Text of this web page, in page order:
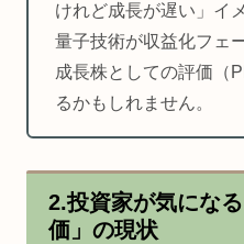
けれど成長が遅い」イ
量子技術が収益化フェ
成長株としての評価（
るかもしれません。
2.投資家が気にな
価」の現状